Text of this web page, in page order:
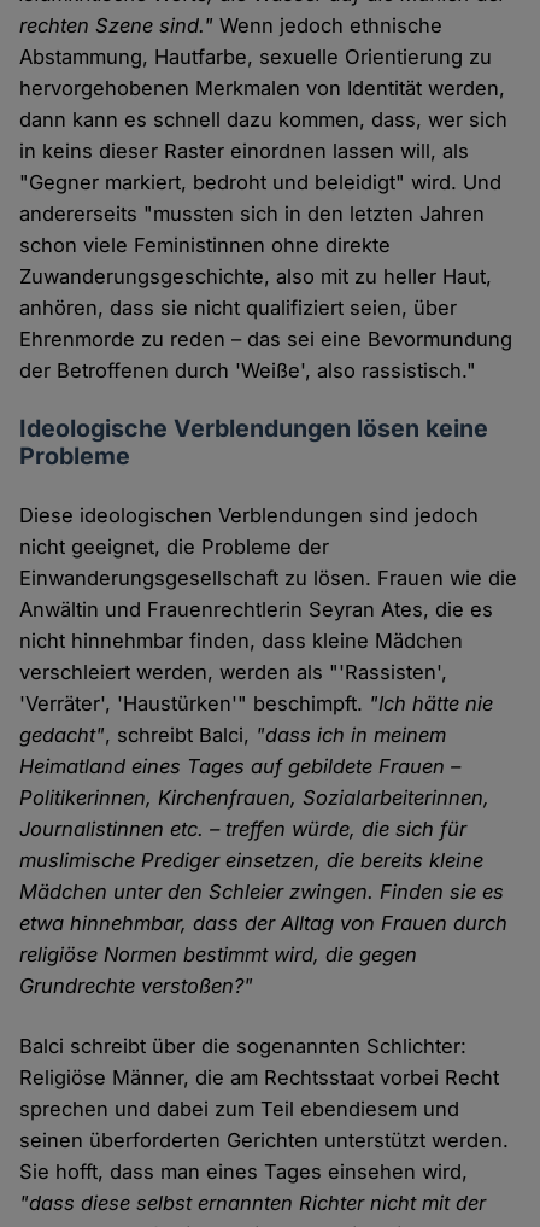
rechten Szene sind." Wenn jedoch ethnische
Abstammung, Hautfarbe, sexuelle Orientierung zu
hervorgehobenen Merkmalen von Identität werden,
dann kann es schnell dazu kommen, dass, wer sich
in keins dieser Raster einordnen lassen will, als
"Gegner markiert, bedroht und beleidigt" wird. Und
andererseits "mussten sich in den letzten Jahren
schon viele Feministinnen ohne direkte
Zuwanderungsgeschichte, also mit zu heller Haut,
anhören, dass sie nicht qualifiziert seien, über
Ehrenmorde zu reden – das sei eine Bevormundung
der Betroffenen durch 'Weiße', also rassistisch."
Ideologische Verblendungen lösen keine
Probleme
Diese ideologischen Verblendungen sind jedoch
nicht geeignet, die Probleme der
Einwanderungsgesellschaft zu lösen. Frauen wie die
Anwältin und Frauenrechtlerin Seyran Ates, die es
nicht hinnehmbar finden, dass kleine Mädchen
verschleiert werden, werden als "'Rassisten',
'Verräter', 'Haustürken'" beschimpft. "Ich hätte nie
gedacht", schreibt Balci, "dass ich in meinem
Heimatland eines Tages auf gebildete Frauen –
Politikerinnen, Kirchenfrauen, Sozialarbeiterinnen,
Journalistinnen etc. – treffen würde, die sich für
muslimische Prediger einsetzen, die bereits kleine
Mädchen unter den Schleier zwingen. Finden sie es
etwa hinnehmbar, dass der Alltag von Frauen durch
religiöse Normen bestimmt wird, die gegen
Grundrechte verstoßen?"
Balci schreibt über die sogenannten Schlichter:
Religiöse Männer, die am Rechtsstaat vorbei Recht
sprechen und dabei zum Teil ebendiesem und
seinen überforderten Gerichten unterstützt werden.
Sie hofft, dass man eines Tages einsehen wird,
"dass diese selbst ernannten Richter nicht mit der